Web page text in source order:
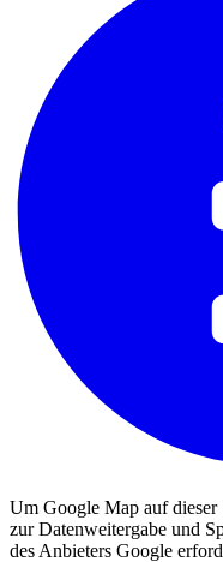
Um Google Map auf dieser
zur Datenweitergabe und
des Anbieters Google